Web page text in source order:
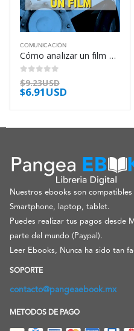
COMUNICACIÓN
Cómo analizar un film – Francesco Casetti
0out of 5
$9.23USD
$6.91USD
Nuestros ebooks son
Smartphone, laptop, tablet.
Puedes realizar tus pagos desde
parte del mundo (Paypal).
Leer Ebooks, Nunca ha sido tan
SOPORTE
contacto@pangeaebook.mx
METODOS DE PAGO